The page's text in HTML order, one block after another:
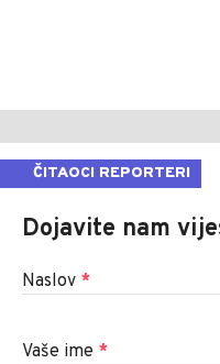
ČITAOCI REPORTERI
Dojavite nam
Naslov *
Vaše ime *